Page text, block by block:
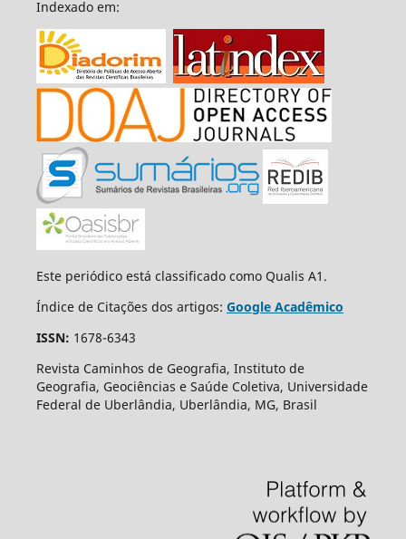
Indexado em:
Este periódico está classificado como Qualis A1.
Índice de Citações dos artigos: Google Acadêmico
ISSN: 1678-6343
Revista Caminhos de Geografia, Instituto de
Geografia, Geociências e Saúde Coletiva, Universidade
Federal de Uberlândia, Uberlândia, MG, Brasil